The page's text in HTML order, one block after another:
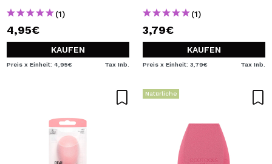
(1)
4,95€
KAUFEN
Preis x Einheit: 4,95€ Tax Inb.
(1)
3,79€
KAUFEN
Preis x Einheit: 3,79€ Tax Inb.
Natürliche